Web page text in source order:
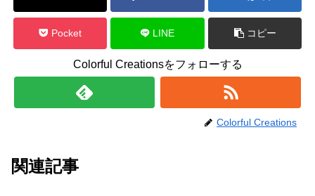
Pocket LINE コピー
Colorful Creationsをフォローする
Colorful Creations
関連記事